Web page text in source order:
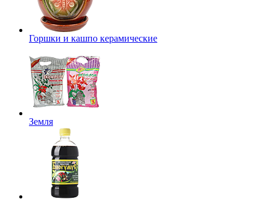
Горшки и кашпо керамические
Земля